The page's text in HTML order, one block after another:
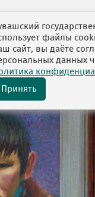
файлы
сайт, вы даёте
данных
Принять